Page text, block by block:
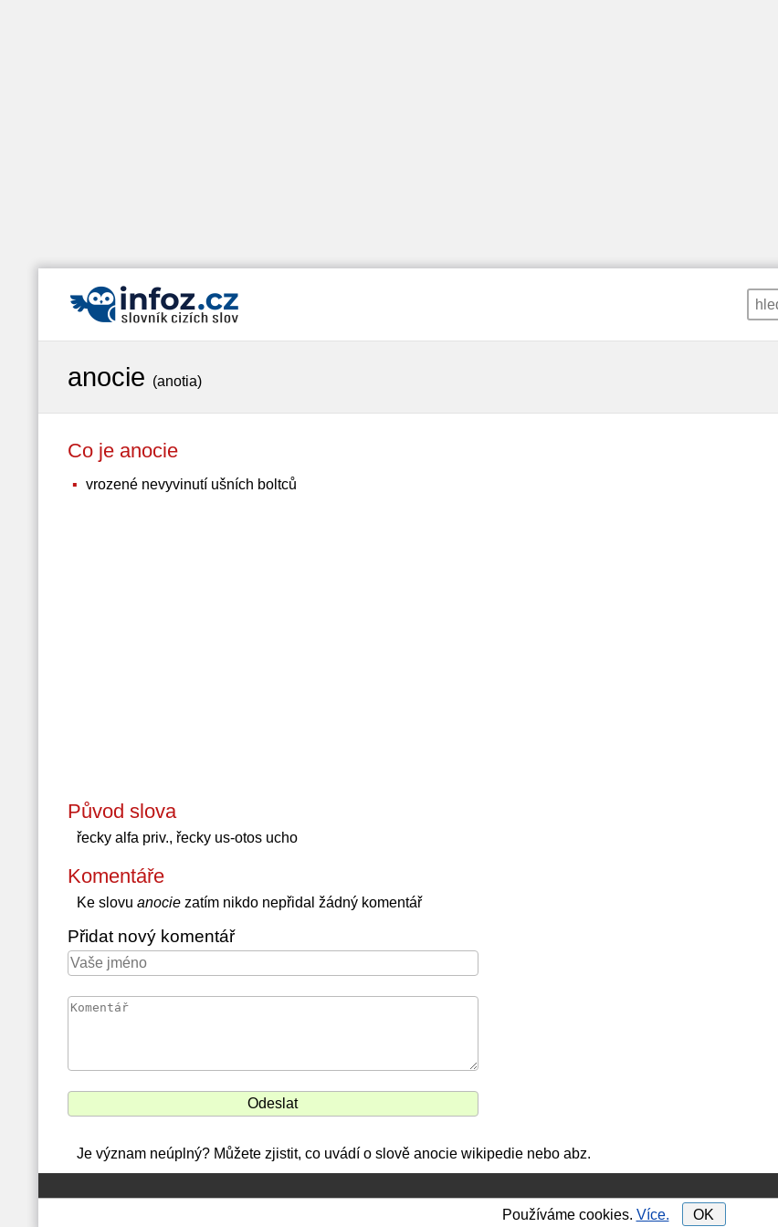
anocie (anotia)
Co je anocie
vrozené nevyvinutí ušních boltců
Původ slova
řecky alfa priv., řecky us-otos ucho
Komentáře
Ke slovu anociezatím nikdo nepřidal žádný komentář
Přidat nový komentář
Je význam neúplný? Můžete zjistit, co uvádí o slově anocie wikipedie nebo abz.
Používáme cookies. Více. OK